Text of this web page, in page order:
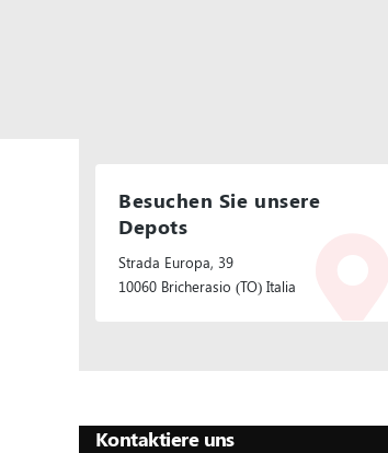
Besuchen Sie unsere
Depots
Strada Europa, 39
10060 Bricherasio (TO) Italia
Kontaktiere uns